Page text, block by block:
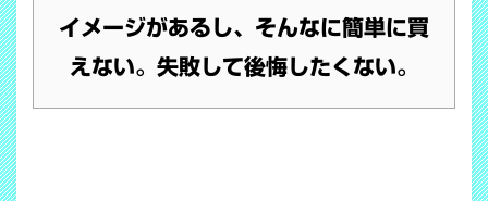
イメージがあるし、そんなに簡単に買
えない。失敗して後悔したくない。